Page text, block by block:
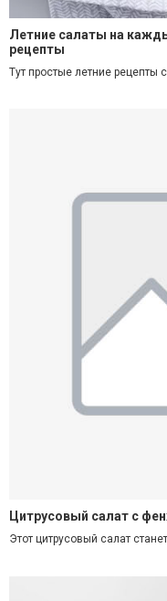
Летние салаты на
рецепты
Тут простые летние рецепты
Цитрусовый салат с
Этот цитрусовый салат